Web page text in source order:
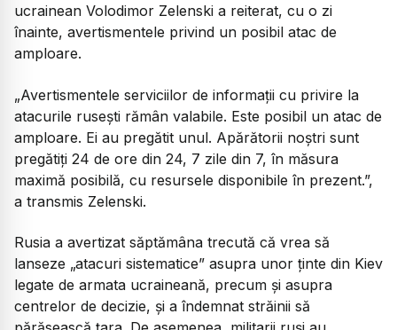
ucrainean Volodimor Zelenski a reiterat, cu o zi
înainte, avertismentele privind un posibil atac de
amploare.
„Avertismentele serviciilor de informații cu privire la
atacurile rusești rămân valabile. Este posibil un atac de
amploare. Ei au pregătit unul. Apărătorii noștri sunt
pregătiți 24 de ore din 24, 7 zile din 7, în măsura
maximă posibilă, cu resursele disponibile în prezent.”,
a transmis Zelenski.
Rusia a avertizat săptămâna trecută că vrea să
lanseze „atacuri sistematice” asupra unor ținte din Kiev
legate de armata ucraineană, precum și asupra
centrelor de decizie, și a îndemnat străinii să